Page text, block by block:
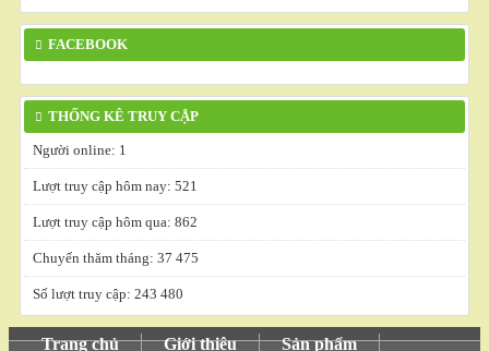
FACEBOOK
THỐNG KÊ TRUY CẬP
Người online: 1
Lượt truy cập hôm nay: 521
Lượt truy cập hôm qua: 862
Chuyến thăm tháng: 37 475
Số lượt truy cập: 243 480
Trang chủ Giới thiệu Sản phẩm